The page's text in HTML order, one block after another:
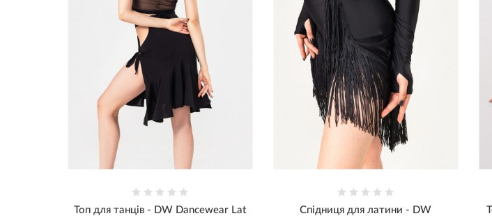
Топ для танців - DW Dancewear Lat
Спідниця для латини - DW